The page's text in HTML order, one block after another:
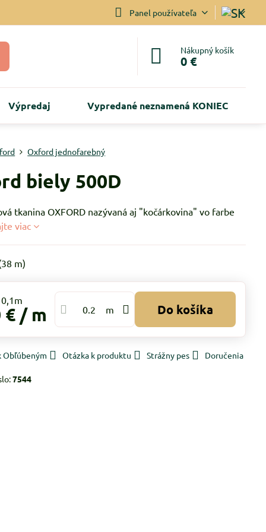
Panel používateľa
Nákupný košík
0 €
Výpredaj Vypredané neznamená KONIEC
Oxford jednofarebný
biely 500D
tkanina OXFORD nazývaná aj "kočárkovina" vo farbe
viac
38 m)
€ / m m Do košíka
Obľúbeným Otázka k produktu Strážny pes Doručenia
7544